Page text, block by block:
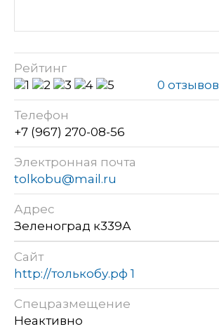
Рейтинг
0 отзывов
Телефон
+7 (967) 270-08-56
Электронная почта
tolkobu@mail.ru
Адрес
Зеленоград к339А
Сайт
http://толькобу.рф 1
Спецразмещение
Неактивно